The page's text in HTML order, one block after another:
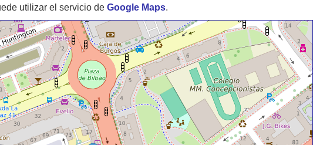
utilizar el servicio de Google Maps.